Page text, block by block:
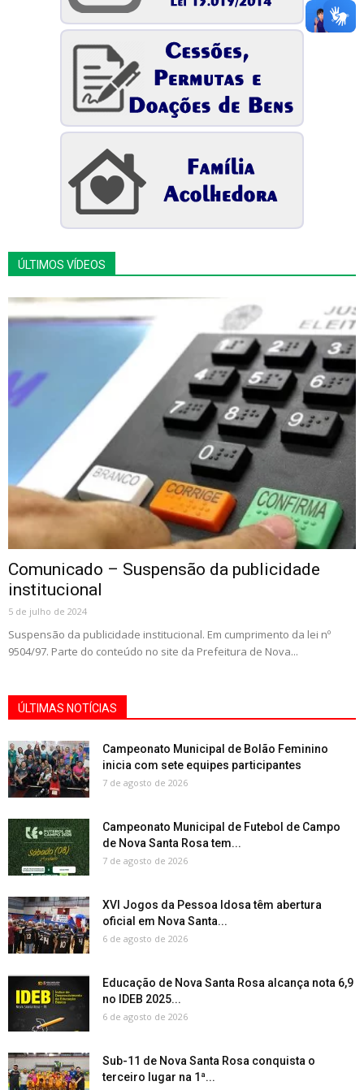
ÚLTIMOS VÍDEOS
Comunicado – Suspensão da publicidade
institucional
5 de julho de 2024
Suspensão da publicidade institucional. Em cumprimento da lei nº
9504/97. Parte do conteúdo no site da Prefeitura de Nova...
ÚLTIMAS NOTÍCIAS
Campeonato Municipal de Bolão Feminino
inicia com sete equipes participantes
7 de agosto de 2026
Campeonato Municipal de Futebol de Campo
de Nova Santa Rosa tem...
7 de agosto de 2026
XVI Jogos da Pessoa Idosa têm abertura
oficial em Nova Santa...
6 de agosto de 2026
Educação de Nova Santa Rosa alcança nota 6,9
no IDEB 2025...
6 de agosto de 2026
Sub-11 de Nova Santa Rosa conquista o
terceiro lugar na 1ª...